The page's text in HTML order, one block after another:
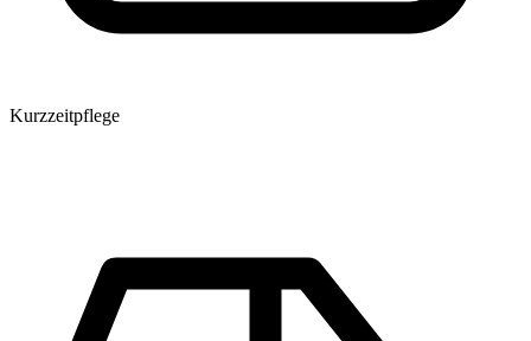
Kurzzeitpflege